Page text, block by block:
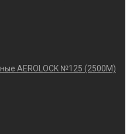
AEROLOCK №125 (2500М)